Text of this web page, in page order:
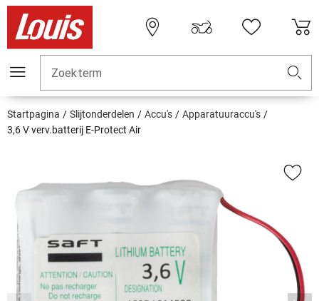
Zoekterm
Startpagina Slijtonderdelen Accu's
Apparatuuraccu's
3,6 V verv.batterij E-Protect Air